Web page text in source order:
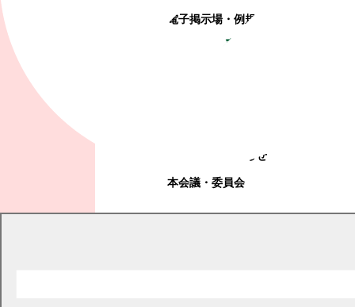
電子掲示場・例規集
お知らせ
本会議・委員会